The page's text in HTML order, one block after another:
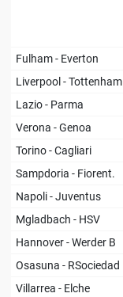
Fulham - Everton
Liverpool - Tottenham
Lazio - Parma
Verona - Genoa
Torino - Cagliari
Sampdoria - Fiorent.
Napoli - Juventus
Mgladbach - HSV
Hannover - Werder B
Osasuna - RSociedad
Villarrea - Elche